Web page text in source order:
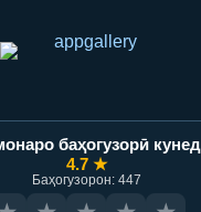
баҳогузорӣ кунед
4.7 ★
Баҳогузорон: 447